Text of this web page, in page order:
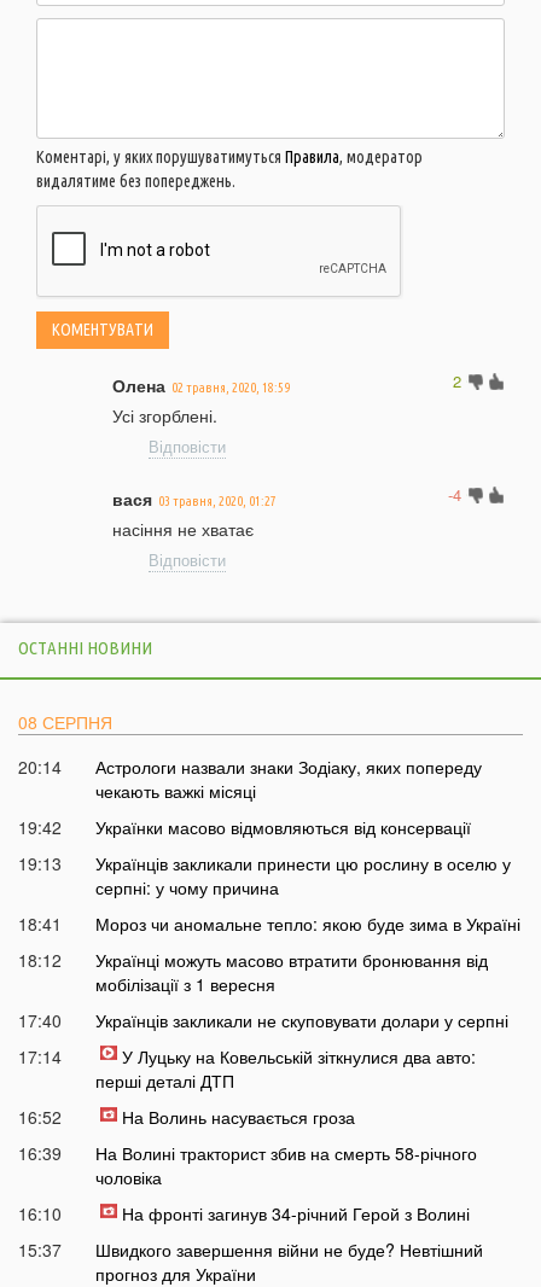
Коментарі, у яких порушуватимуться Правила, модератор
видалятиме без попереджень.
2
Олена 02 травня, 2020, 18:59
Усі згорблені.
Відповісти
-4
вася 03 травня, 2020, 01:27
насіння не хватає
Відповісти
ОСТАННІ НОВИНИ
08 СЕРПНЯ
20:14
Астрологи назвали знаки Зодіаку, яких попереду
чекають важкі місяці
19:42
Українки масово відмовляються від консервації
19:13
Українців закликали принести цю рослину в оселю у
серпні: у чому причина
18:41
Мороз чи аномальне тепло: якою буде зима в Україні
18:12
Українці можуть масово втратити бронювання від
мобілізації з 1 вересня
17:40
Українців закликали не скуповувати долари у серпні
17:14
У Луцьку на Ковельській зіткнулися два авто:
перші деталі ДТП
16:52
На Волинь насувається гроза
16:39
На Волині тракторист збив на смерть 58-річного
чоловіка
16:10
На фронті загинув 34-річний Герой з Волині
15:37
Швидкого завершення війни не буде? Невтішний
прогноз для України